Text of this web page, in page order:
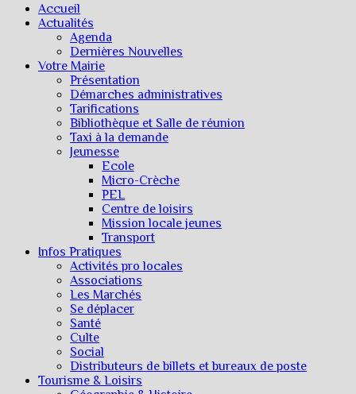
Accueil
Actualités
Agenda
Dernières Nouvelles
Votre Mairie
Présentation
Démarches administratives
Tarifications
Bibliothèque et Salle de réunion
Taxi à la demande
Jeunesse
Ecole
Micro-Crèche
PEL
Centre de loisirs
Mission locale jeunes
Transport
Infos Pratiques
Activités pro locales
Associations
Les Marchés
Se déplacer
Santé
Culte
Social
Distributeurs de billets et bureaux de poste
Tourisme & Loisirs